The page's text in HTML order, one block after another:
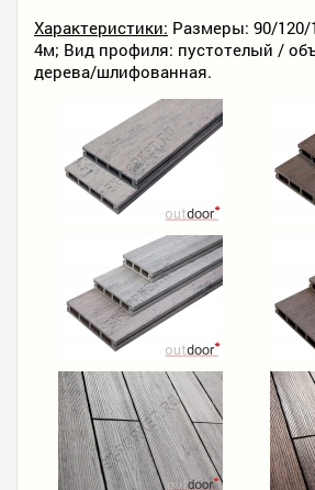
Характеристики: Размеры: 90/
4м; Вид профиля: пустотелый /
дерева/шлифованная.